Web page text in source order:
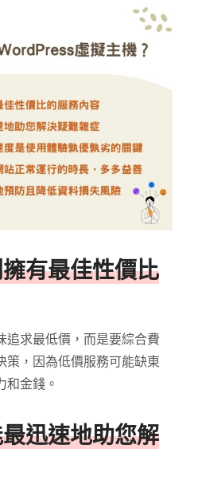
有最佳性價比
追求最低價，而是要綜合費
策，因為低價服務可能缺東
和金錢。
迅速地助您解